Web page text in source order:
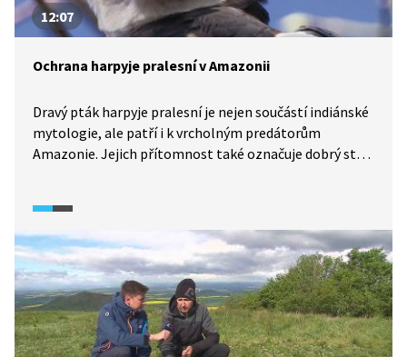
12:07
Ochrana harpyje pralesní v Amazonii
Dravý pták harpyje pralesní je nejen součástí indiánské
mytologie, ale patří i k vrcholným predátorům
Amazonie. Jejich přítomnost také označuje dobrý stav
reportáži představí, jak s těmito pozoruhodnými dravci
pracují.